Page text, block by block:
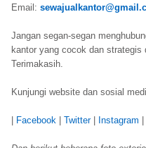
Email:
Jangan segan-segan
kantor yang cocok dan
Terimakasih.
Kunjungi website dan sosial
Facebook Twitter| Instagram